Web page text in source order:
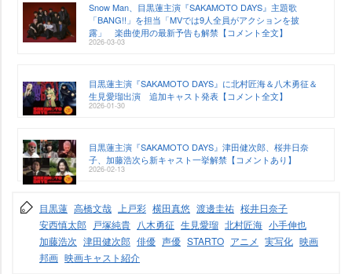
Snow Man、目黒蓮主演『SAKAMOTO DAYS』主題歌
「BANG!!」を担当「MVでは9人全員がアクションを披
露」 楽曲使用の最新予告も解禁【コメント全文】
2026-03-03
目黒蓮主演『SAKAMOTO DAYS』に北村匠海＆八木勇征＆
生見愛瑠出演 追加キャスト発表【コメント全文】
2026-01-30
目黒蓮主演『SAKAMOTO DAYS』津田健次郎、桜井日奈
子、加藤浩次ら新キャスト一挙解禁【コメントあり】
2026-02-13
目黒蓮 高橋文哉 上戸彩 横田真悠 渡邊圭祐 桜井日奈子
安西慎太郎 戸塚純貴 八木勇征 生見愛瑠 北村匠海 小手伸也
加藤浩次 津田健次郎 俳優 声優 STARTO アニメ 実写化 映画
邦画 映画キャスト紹介